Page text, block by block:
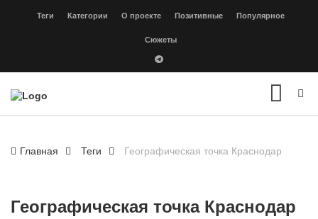
Теги Категории О проекте Позитивные Популярное
Сюжеты
Главная Теги Географическая точка Краснодар
Географическая точка Краснодар